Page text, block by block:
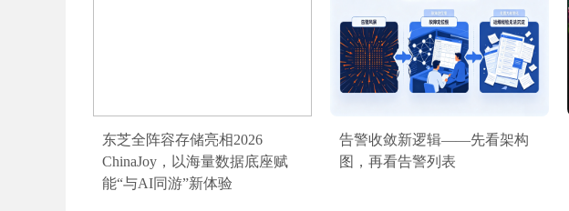
东芝全阵容存储亮相2026
ChinaJoy，以海量数据底座赋
能“与AI同游”新体验
告警收敛新逻辑——先看架构
图，再看告警列表